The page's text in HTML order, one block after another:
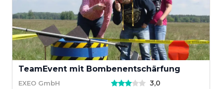
TeamEvent mit Bombenentschärfung
EXEO GmbH 3,0